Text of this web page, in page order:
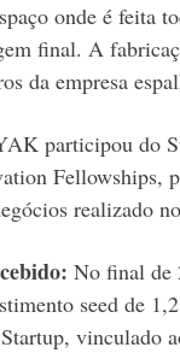
onde é feita
final. A
da empresa
participou do
Fellowships,
realizado
No final de
seed de
vinculado